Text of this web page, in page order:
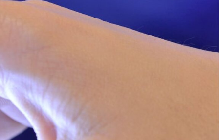
Unternehmensgruppe auf einen Blick.
Ob Geschäftsentwicklung, Services
oder Standorterweiterung: Sie
erfahren, was Noerpel bewegt –